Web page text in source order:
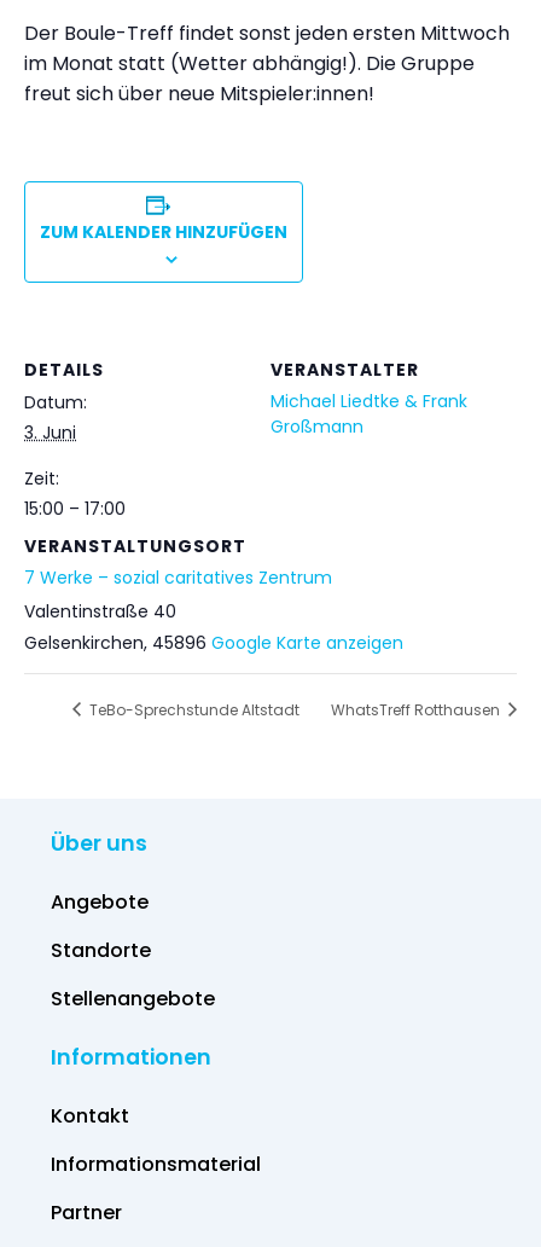
Der Boule-Treff findet sonst jeden ersten Mittwoch
im Monat statt (Wetter abhängig!). Die Gruppe
freut sich über neue Mitspieler:innen!
ZUM KALENDER HINZUFÜGEN
DETAILS
Datum:
3. Juni
Zeit:
15:00 – 17:00
VERANSTALTUNGSORT
7 Werke – sozial caritatives Zentrum
Valentinstraße 40
Gelsenkirchen, 45896 Google Karte anzeigen
VERANSTALTER
Michael Liedtke & Frank
Großmann
TeBo-Sprechstunde Altstadt WhatsTreff Rotthausen
Über uns
Angebote
Standorte
Stellenangebote
Informationen
Kontakt
Informations­material
Partner